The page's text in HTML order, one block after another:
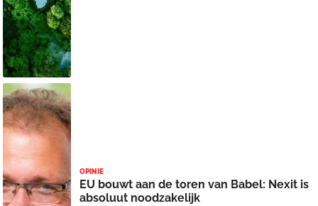
OPINIE
EU bouwt aan de toren van Babel: Nexit is
absoluut noodzakelijk